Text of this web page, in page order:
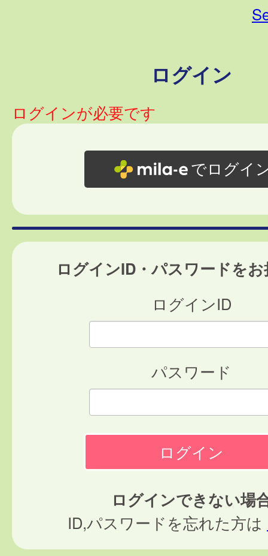
ログイン
ログインが必要です
でログイ
ログインID・パスワードを
ログインID
パスワード
ログインできない場
ID,パスワードを忘れた方は